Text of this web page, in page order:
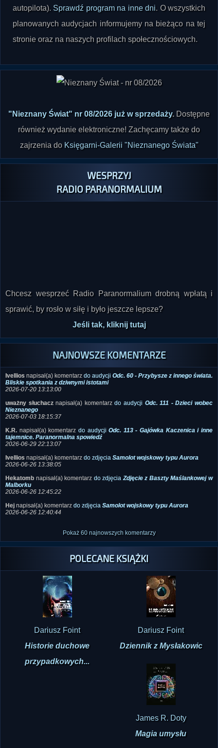
planowanych audycjach informujemy na bieżąco na tej
stronie oraz na naszych profilach społecznościowych.
również wydanie elektroniczne! Zachęcamy także do
zajrzenia doKsięgarni-Galerii "Nieznanego Świata"
WESPRZYJ
RADIO PARANORMALIUM
Chcesz wesprzeć Radio Paranormalium drobną wpłatą i
sprawić, by rosło w siłę i było jeszcze lepsze?
Jeśli tak, kliknij tutaj
NAJNOWSZE KOMENTARZE
Ivellios napisał(a) komentarzdo audycji
Odc. 60 - Przybysze z innego świata.
Bliskie spotkania z dziwnymi istotami
uważny słuchacz
napisał(a) komentarz do audycji
Nieznanego
K.R.napisał(a) komentarzdo audycji
Odc. 113 - Gajówka Kaczenica i inne
tajemnice. Paranormalna spowiedź
Ivelliosnapisał(a) komentarz do zdjęcia
Samolot wojskowy typu Aurora
Hekatomb
napisał(a) komentarz do zdjęcia
Zdjęcie z Baszty Maślankowej w
Malborku
Hejnapisał(a) komentarz do zdjęcia
Samolot wojskowy typu Aurora
Pokaż 60 najnowszych komentarzy
POLECANE KSIĄŻKI
Dariusz Foint
Historie duchowe
przypadkowych...
Dariusz Foint
Dziennik z Mysłakowic
James R. Doty
Magia umysłu